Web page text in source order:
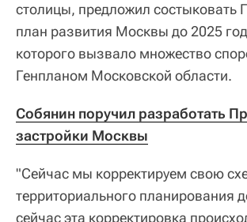
столицы, предложил состыковать
план развития Москвы до 2025
которого вызвало множество
Генпланом Московской области.
Собянин поручил разработать
застройки Москвы
"Сейчас мы корректируем свою
территориального планирования
сейчас эта корректировка